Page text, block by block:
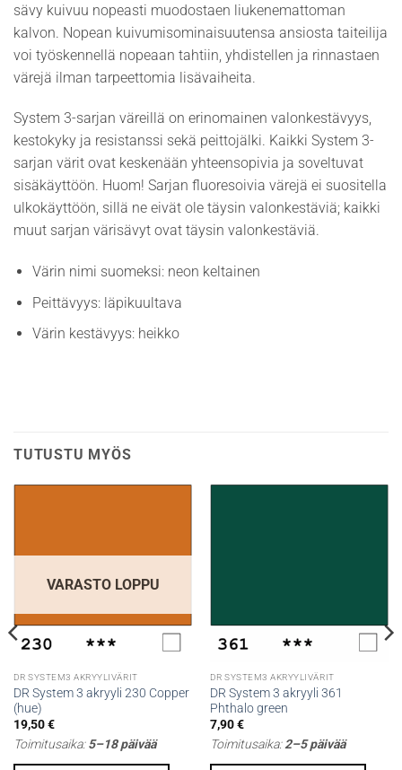
sävy kuivuu nopeasti muodostaen liukenemattoman
kalvon. Nopean kuivumisominaisuutensa ansiosta taiteilija
voi työskennellä nopeaan tahtiin, yhdistellen ja rinnastaen
värejä ilman tarpeettomia lisävaiheita.
System 3-sarjan väreillä on erinomainen valonkestävyys,
kestokyky ja resistanssi sekä peittojälki. Kaikki System 3-
sarjan värit ovat keskenään yhteensopivia ja soveltuvat
sisäkäyttöön. Huom! Sarjan fluoresoivia värejä ei suositella
ulkokäyttöön, sillä ne eivät ole täysin valonkestäviä; kaikki
muut sarjan värisävyt ovat täysin valonkestäviä.
Värin nimi suomeksi: neon keltainen
Peittävyys: läpikuultava
Värin kestävyys: heikko
TUTUSTU MYÖS
VARASTO LOPPU
DR SYSTEM3 AKRYYLIVÄRIT
DR System 3 akryyli 230 Copper
(hue)
19,50€
Toimitusaika:5–18 päivää
DR SYSTEM3 AKRYYLIVÄRIT
DR System 3 akryyli 361
Phthalo green
7,90€
Toimitusaika:2–5 päivää